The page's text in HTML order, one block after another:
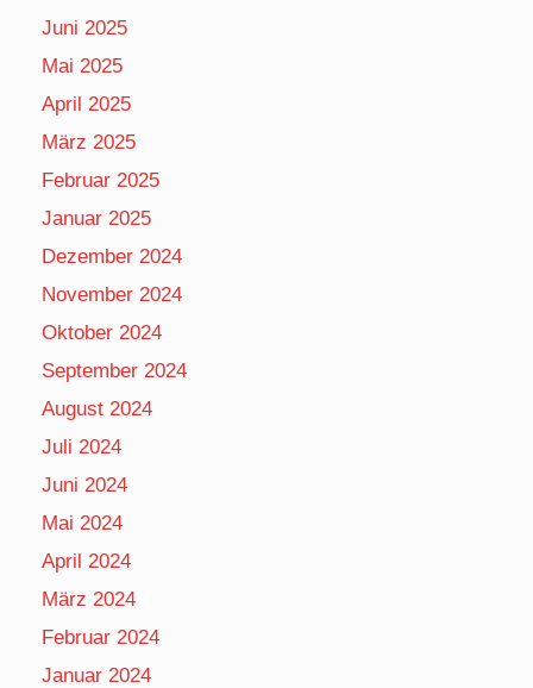
Juni 2025
Mai 2025
April 2025
März 2025
Februar 2025
Januar 2025
Dezember 2024
November 2024
Oktober 2024
September 2024
August 2024
Juli 2024
Juni 2024
Mai 2024
April 2024
März 2024
Februar 2024
Januar 2024